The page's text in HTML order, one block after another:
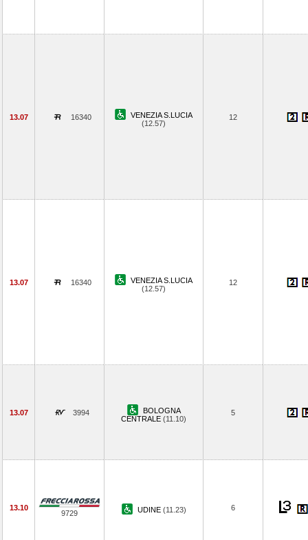
13.07 16340
VENEZIA S.LUCIA
(12.57)
12
13.07 16340
VENEZIA S.LUCIA
(12.57)
12
13.07 3994
BOLOGNA
CENTRALE (11.10)
5
13.10
9729 UDINE (11.23) 6